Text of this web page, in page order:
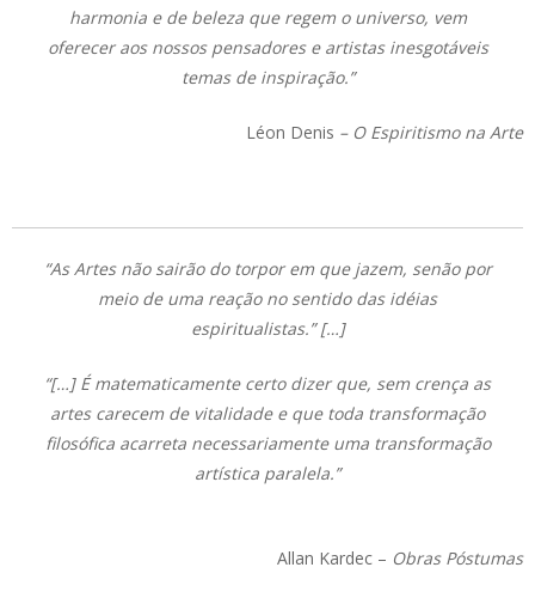
harmonia e de beleza que regem o universo, vem
oferecer aos nossos pensadores e artistas inesgotáveis
temas de inspiração.”
Léon Denis – O Espiritismo na Arte
“As Artes não sairão do torpor em que jazem, senão por
meio de uma reação no sentido das idéias
espiritualistas.” […]
“[…] É matematicamente certo dizer que, sem crença as
artes carecem de vitalidade e que toda transformação
filosófica acarreta necessariamente uma transformação
artística paralela.”
Allan Kardec – Obras Póstumas